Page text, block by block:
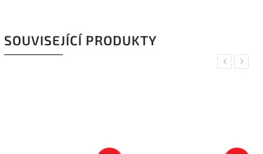
SOUVISEJÍCÍ PRODUKTY
Previous
Next